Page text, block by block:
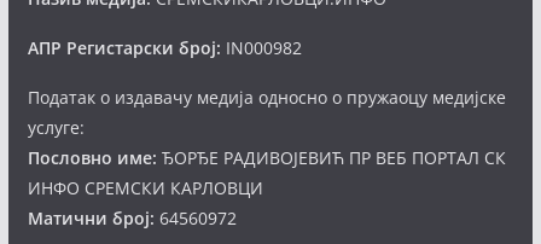
АПР Регистарски број: IN000982
Податак о издавачу медија односно о пружаоцу медијске
услуге:
Пословно име: ЂОРЂЕ РАДИВОЈЕВИЋ ПР ВЕБ ПОРТАЛ СК
ИНФО СРЕМСКИ КАРЛОВЦИ
Матични број: 64560972